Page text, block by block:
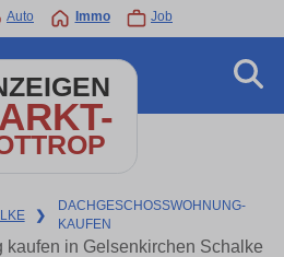
Auto Immo Job
❯
DACHGESCHOSSWOHNUNG-
KAUFEN
kaufen in Gelsenkirchen Schalke